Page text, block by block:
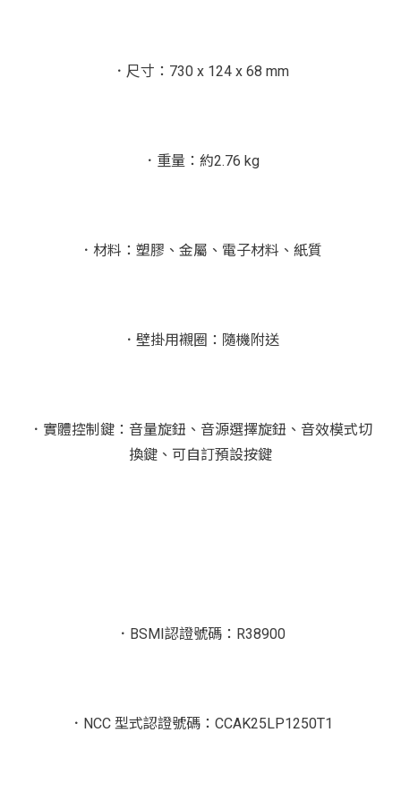
．尺寸：730 x 124 x 68 mm
．重量：約2.76 kg
．材料：塑膠、金屬、電子材料、紙質
．壁掛用襯圈：隨機附送
．實體控制鍵：音量旋鈕、音源選擇旋鈕、音效模式切
換鍵、可自訂預設按鍵
．BSMI認證號碼：R38900
．NCC 型式認證號碼：CCAK25LP1250T1